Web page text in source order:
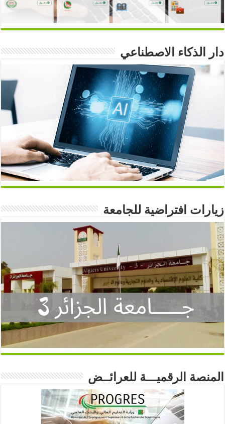
دار الذكاء الاصطناعي
زيارات افتراضية للجامعة
المنصة الرقميـــة للعرائــض